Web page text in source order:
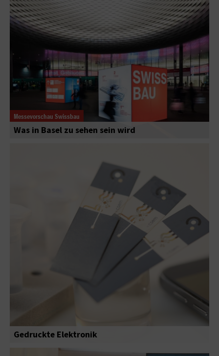
Messevorschau Swissbau
Was in Basel zu sehen sein wird
Gedruckte Elektronik